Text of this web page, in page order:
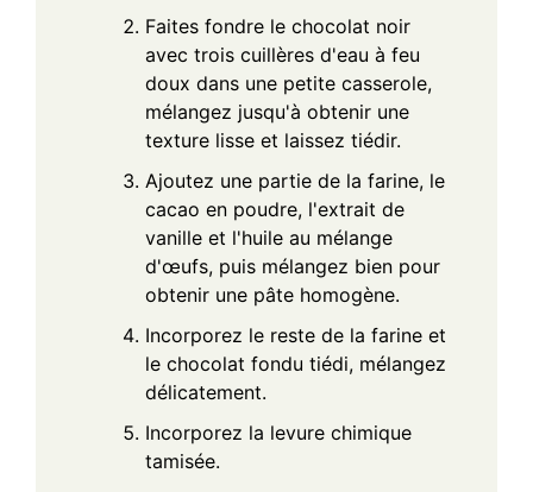
Faites fondre le chocolat noir
avec trois cuillères d'eau à feu
doux dans une petite casserole,
mélangez jusqu'à obtenir une
texture lisse et laissez tiédir.
Ajoutez une partie de la farine, le
cacao en poudre, l'extrait de
vanille et l'huile au mélange
d'œufs, puis mélangez bien pour
obtenir une pâte homogène.
Incorporez le reste de la farine et
le chocolat fondu tiédi, mélangez
délicatement.
Incorporez la levure chimique
tamisée.